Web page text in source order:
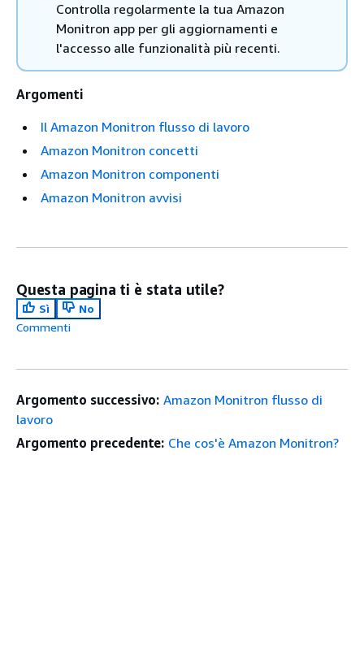
Controlla regolarmente la tua Amazon
Monitron app per gli aggiornamenti e
l'accesso alle funzionalità più recenti.
Argomenti
Il Amazon Monitron flusso di lavoro
Amazon Monitron concetti
Amazon Monitron componenti
Amazon Monitron avvisi
Questa pagina ti è stata utile?
Sì
No
Commenti
Argomento successivo: Amazon Monitron flusso di
lavoro
Argomento precedente: Che cos'è Amazon Monitron?